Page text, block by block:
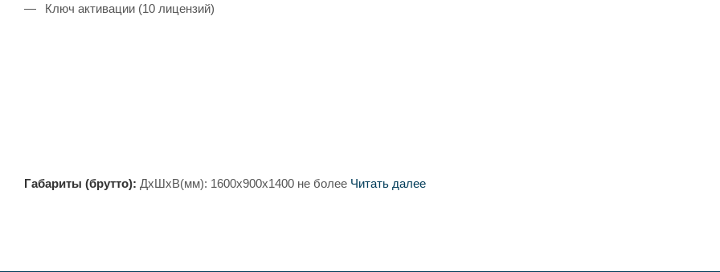
Ключ активации (10 лицензий)
Габариты (брутто): ДхШхВ(мм): 1600x900x1400 не более Читать далее